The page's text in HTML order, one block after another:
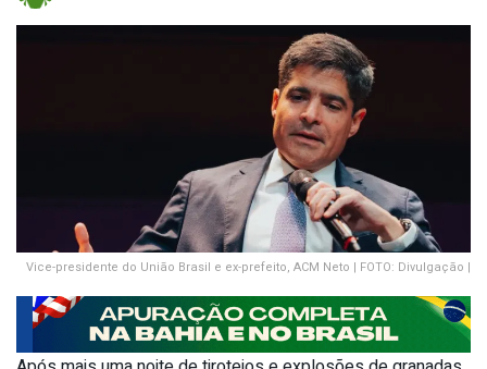
Vice-presidente do União Brasil e ex-prefeito, ACM Neto | FOTO: Divulgação |